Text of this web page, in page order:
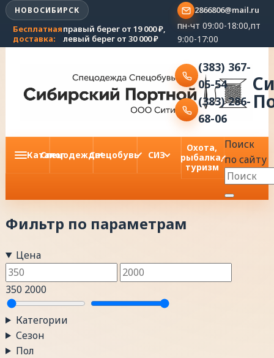
Каталог
СпецодеждаСпецобувь СИЗ
Охота,
рыбалка,
туризм
Поиск
по сайту
НОВОСИБИРСК
Бесплатная
доставка:
правый берег от 19 000 ₽,
левый берег от 30 000 ₽
2866806@mail.ru
пн-чт 09:00-18:00,пт
9:00-17:00
(383) 367-
05-54
(383) 286-
68-06
Фильтр по параметрам
Цена
350 2000
Категории
Сезон
Пол